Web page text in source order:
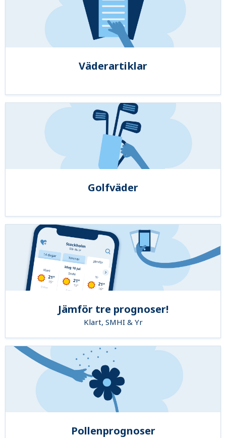
Väderartiklar
Golfväder
Jämför tre prognoser!
Klart, SMHI & Yr
Pollenprognoser